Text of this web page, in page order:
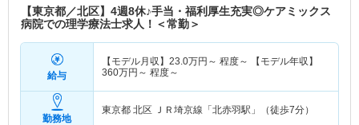
【東京都／北区】4週8休♪手当・福利厚生充実◎ケアミックス
病院での理学療法士求人！＜常勤＞
給与
【モデル月収】 23.0万円～ 程度～ 【モデル年収】
360万円～ 程度～
勤務地
東京都 北区 ＪＲ埼京線「北赤羽駅」（徒歩7分）